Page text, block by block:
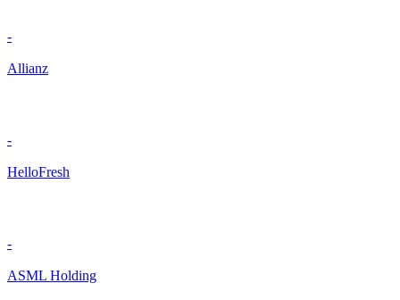
-
Allianz
-
HelloFresh
-
ASML Holding